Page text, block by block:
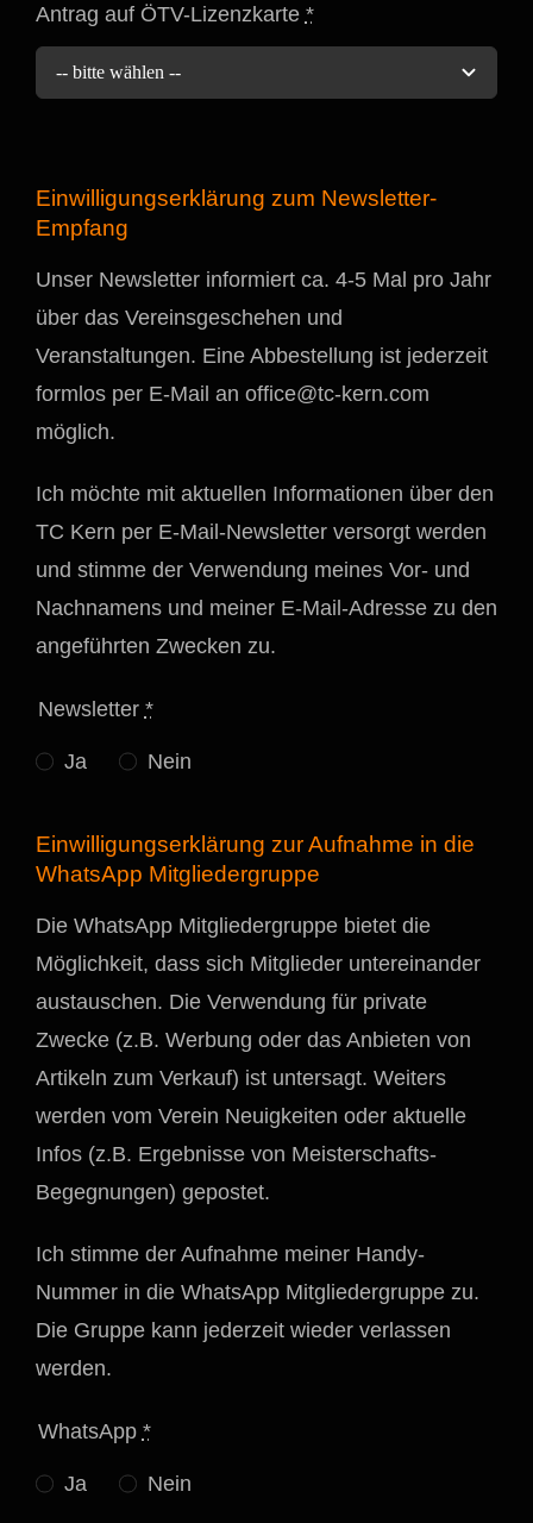
Antrag auf ÖTV-Lizenzkarte *
Einwilligungserklärung zum Newsletter-
Empfang
Unser Newsletter informiert ca. 4-5 Mal pro Jahr
über das Vereinsgeschehen und
Veranstaltungen. Eine Abbestellung ist jederzeit
formlos per E-Mail an office@tc-kern.com
möglich.
Ich möchte mit aktuellen Informationen über den
TC Kern per E-Mail-Newsletter versorgt werden
und stimme der Verwendung meines Vor- und
Nachnamens und meiner E-Mail-Adresse zu den
angeführten Zwecken zu.
Newsletter *
Ja Nein
Einwilligungserklärung zur Aufnahme in die
WhatsApp Mitgliedergruppe
Die WhatsApp Mitgliedergruppe bietet die
Möglichkeit, dass sich Mitglieder untereinander
austauschen. Die Verwendung für private
Zwecke (z.B. Werbung oder das Anbieten von
Artikeln zum Verkauf) ist untersagt. Weiters
werden vom Verein Neuigkeiten oder aktuelle
Infos (z.B. Ergebnisse von Meisterschafts-
Begegnungen) gepostet.
Ich stimme der Aufnahme meiner Handy-
Nummer in die WhatsApp Mitgliedergruppe zu.
Die Gruppe kann jederzeit wieder verlassen
werden.
WhatsApp *
Ja Nein